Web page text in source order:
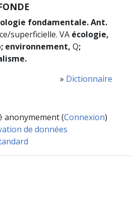
fondamentale. Ant.
superficielle. VA écologie,
; environnement, Q;
» Dictionnaire
anonymement (Connexion)
de données